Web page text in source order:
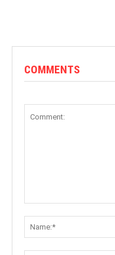
COMMENTS